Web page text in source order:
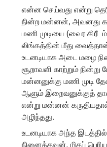
என்ன செய்வது என்று
நின்ற மன்னன், அவனது
மணி முடியை (வைர கிரீடம்)
லிங்கத்தின் மீது
உடனடியாக அடை மழை
சூறாவளி காற்றும்
மன்னனுக்கு மணி முடி
ஆளும் இறைவனுக்குத்
என்று மன்னன்
அழிந்தது.
உடனடியாக அந்த
நினைத்தவன், மிகப்